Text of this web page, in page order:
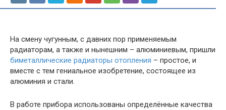
На смену чугунным, с давних пор применяемым
радиаторам, а также и нынешним – алюминиевым, пришли
биметаллические радиаторы отопления – простое, и
вместе с тем гениальное изобретение, состоящее из
алюминия и стали.
В работе прибора использованы определённые качества